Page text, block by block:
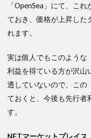
「OpenSea」にて、こ
ておき、価格が上昇した
れます。
実は個人でもこのような
利益を得ている方が沢山
透していないので、この
ておくと、今後も先行者
す。
NFTマーケットプレイ